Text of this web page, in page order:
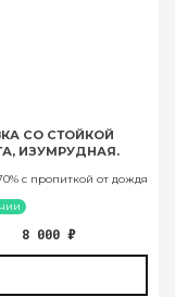
СО СТОЙКОЙ
ИЗУМРУДНАЯ.
с пропиткой от дождя
8 000 ₽